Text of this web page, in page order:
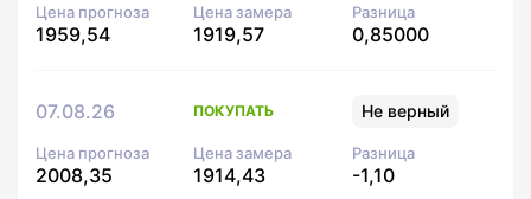
Цена прогноза
1959,54
Цена замера
1919,57
Разница
0,85000
07.08.26 ПОКУПАТЬ
Цена прогноза
2008,35
Цена замера
1914,43
Разница
-1,10
Не верный